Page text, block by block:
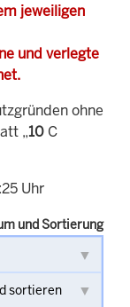
jeweiligen
und verlegte
ohne
„10 C
Uhr
und Sortierung